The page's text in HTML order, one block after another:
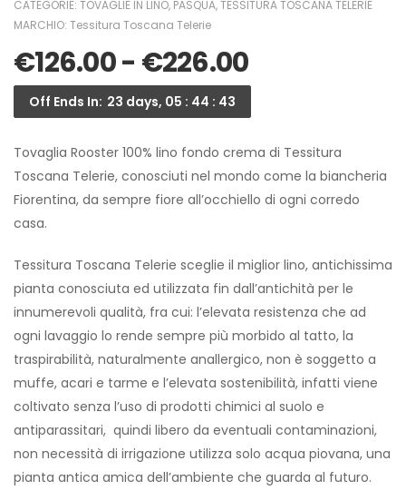
CATEGORIE: TOVAGLIE IN LINO, PASQUA,TESSITURA TOSCANA TELERIE
MARCHIO: Tessitura Toscana Telerie
€126.00- €226.00
Off Ends In: 23 days, 05 : 44 : 43
Tovaglia Rooster 100% lino fondo crema di Tessitura
Toscana Telerie, conosciuti nel mondo come la biancheria
Fiorentina, da sempre fiore all’occhiello di ogni corredo
casa.
Tessitura Toscana Telerie sceglie il miglior lino, antichissima
pianta conosciuta ed utilizzata fin dall’antichità per le
innumerevoli qualità, fra cui: l’elevata resistenza che ad
ogni lavaggio lo rende sempre più morbido al tatto, la
traspirabilità, naturalmente anallergico, non è soggetto a
muffe, acari e tarme e l’elevata sostenibilità, infatti viene
coltivato senza l’uso di prodotti chimici al suolo e
antiparassitari, quindi libero da eventuali contaminazioni,
non necessità di irrigazione utilizza solo acqua piovana, una
pianta antica amica dell’ambiente che guarda al futuro.